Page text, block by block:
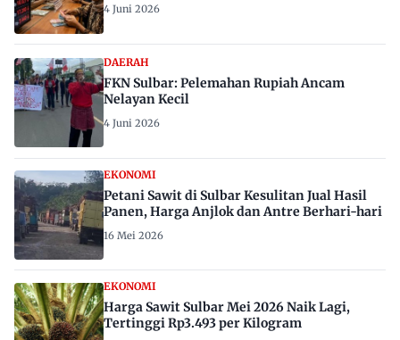
4 Juni 2026
DAERAH
FKN Sulbar: Pelemahan Rupiah Ancam
Nelayan Kecil
4 Juni 2026
EKONOMI
Petani Sawit di Sulbar Kesulitan Jual Hasil
Panen, Harga Anjlok dan Antre Berhari-hari
16 Mei 2026
EKONOMI
Harga Sawit Sulbar Mei 2026 Naik Lagi,
Tertinggi Rp3.493 per Kilogram